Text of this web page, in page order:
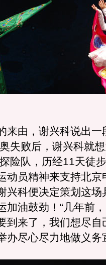
由，谢兴科说出一
失败后，谢兴科就
险队，历经11天徒
动员精神来支持北京
兴科便决定策划这场
加油鼓劲！“几年前
到来了，我们想尽自
办尽心尽力地做义务